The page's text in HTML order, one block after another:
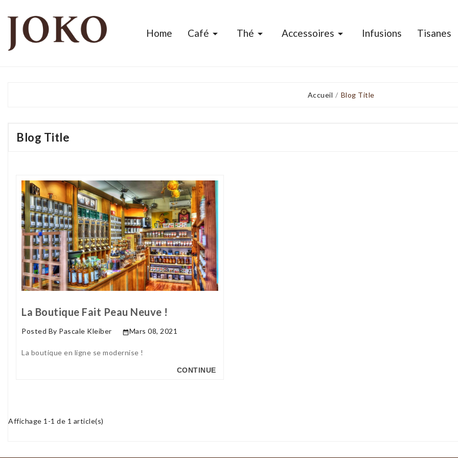
Home Café  Thé  Accessoires  Infusions Tisanes
Accueil Blog Title
Blog Title
La Boutique Fait Peau Neuve !
Posted By Pascale Kleiber Mars 08, 2021
La boutique en ligne se modernise !
CONTINUE
Affichage 1-1 de 1 article(s)